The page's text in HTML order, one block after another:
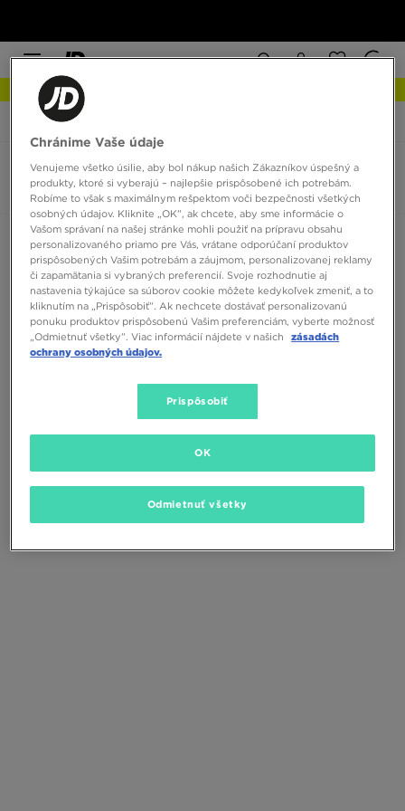
JD Sports Nike Air Vapormax 2021
Nike Air Vapormax 2021
0 produktov
Zoradiť:Odporúčané Filtrovať
Žiadne produkty na zobrazenie
Zmeňte kritériá vyhľadávania alebo
odstráňte vybrané filtre
Chránime Vaše údaje
Venujeme všetko úsilie, aby bol nákup našich Zákazníkov úspešný a
produkty, ktoré si vyberajú – najlepšie prispôsobené ich potrebám.
Robíme to však s maximálnym rešpektom voči bezpečnosti všetkých
osobných údajov. Kliknite „OK”, ak chcete, aby sme informácie o
Vašom správaní na našej stránke mohli použiť na prípravu obsahu
personalizovaného priamo pre Vás, vrátane odporúčaní produktov
prispôsobených Vašim potrebám a záujmom, personalizovanej reklamy
či zapamätania si vybraných preferencií. Svoje rozhodnutie aj
nastavenia týkajúce sa súborov cookie môžete kedykoľvek zmeniť, a to
kliknutím na „Prispôsobiť”. Ak nechcete dostávať personalizovanú
ponuku produktov prispôsobenú Vašim preferenciám, vyberte možnosť
„Odmietnuť všetky”. Viac informácií nájdete v našich
zásadách
ochrany osobných údajov.
Prispôsobiť
Odmietnuť všetky
OK